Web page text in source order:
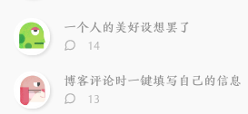
数：
一个人的美好设想罢了
评
数：
14
博客评论时一键填写自己的信息
评
13